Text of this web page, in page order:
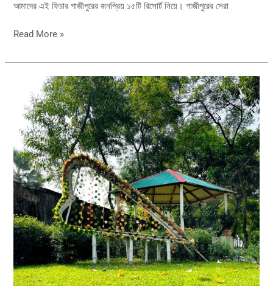
আমাদের এই ফিচার গাজীপুরের জনপ্রিয় ১৫টি রিসোর্ট নিয়ে। গাজীপুরের সেরা
Read More »
Perfect
Nature
Resort
Gazipur
Near
Dhaka